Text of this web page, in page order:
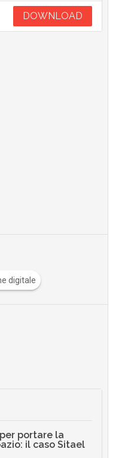
DOWNLOAD
digitale
portare la
il caso Sitael